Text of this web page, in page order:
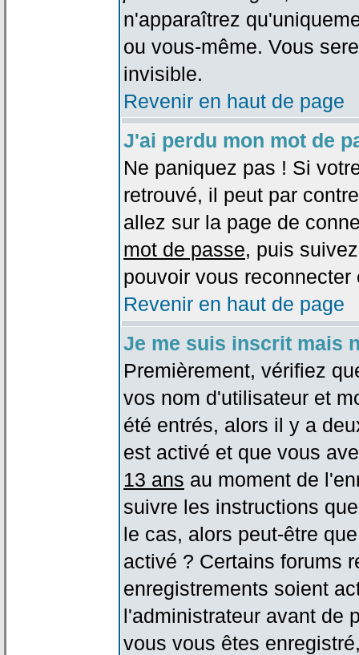
n'apparaîtrez
ou vous-même. Vous
invisible.
Revenir en haut de page
J'ai perdu mon mot de
Ne paniquez pas ! Si
retrouvé, il peut par
allez sur la page de
mot de passe, puis
pouvoir vous
Revenir en haut de page
Je me suis inscrit mais
Premièrement, vérifiez
vos nom d'utilisateur et
été entrés, alors il y a
est activé et que vous
13 ans au moment de
suivre les instructions
le cas, alors peut-être
activé ? Certains forums
enregistrements soient
l'administrateur avant de
vous vous êtes